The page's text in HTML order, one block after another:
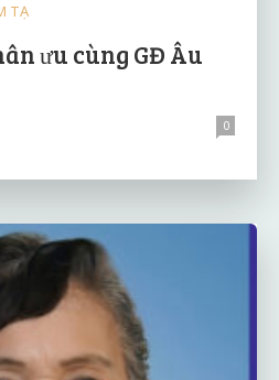
TẠ
ưu cùng GĐ Âu
0